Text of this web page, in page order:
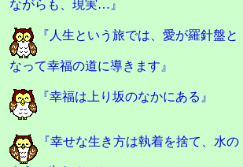
ながらも、現実…』
『人生という旅では、愛が羅針盤と
なって幸福の道に導きます』
『幸福は上り坂のなかにある』
『幸せな生き方は執着を捨て、水の